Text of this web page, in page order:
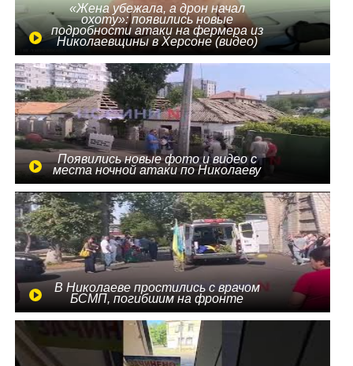
«Жена убежала, а дрон начал
охоту»: появились новые
подробности атаки на фермера из
Николаевщины в Херсоне (видео)
Появились новые фото и видео с
места ночной атаки по Николаеву
В Николаеве простились с врачом
БСМП, погибшим на фронте